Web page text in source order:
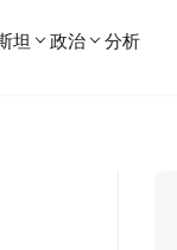
坦 政治 分析